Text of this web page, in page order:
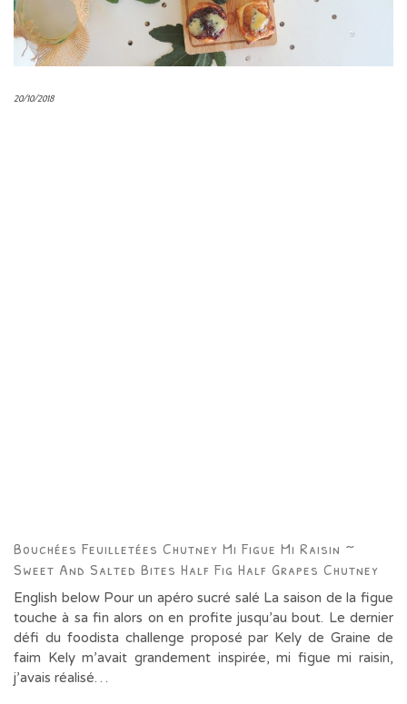
20/10/2018
Bouchées Feuilletées Chutney Mi Figue Mi Raisin ~
Sweet And Salted Bites Half Fig Half Grapes Chutney
English below Pour un apéro sucré salé La saison de la figue
touche à sa fin alors on en profite jusqu’au bout. Le dernier
défi du foodista challenge proposé par Kely de Graine de
faim Kely m’avait grandement inspirée, mi figue mi raisin,
j’avais réalisé…